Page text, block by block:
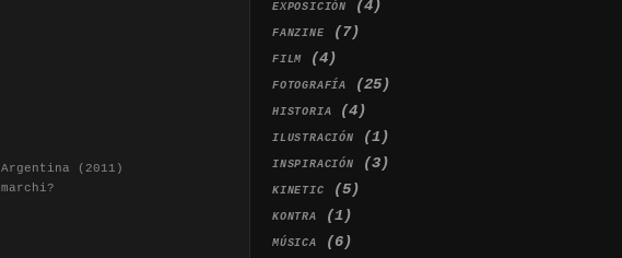
(2011)
EXPOSICIÓN (4)
FANZINE (7)
FILM (4)
FOTOGRAFÍA (25)
HISTORIA (4)
ILUSTRACIÓN (1)
INSPIRACIÓN (3)
KINETIC (5)
KONTRA (1)
MÚSICA (6)